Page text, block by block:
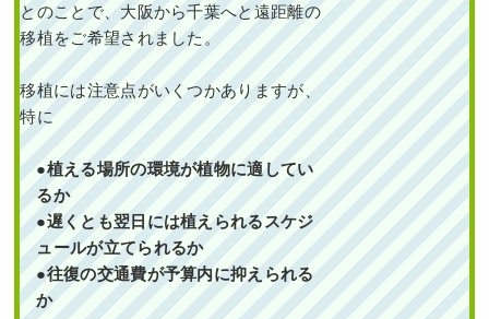
とのことで、大阪から千葉へと遠距離の
移植をご希望されました。
移植には注意点がいくつかありますが、
特に
●植える場所の環境が植物に適してい
るか
●遅くとも翌日には植えられるスケジ
ュールが立てられるか
●往復の交通費が予算内に抑えられる
か